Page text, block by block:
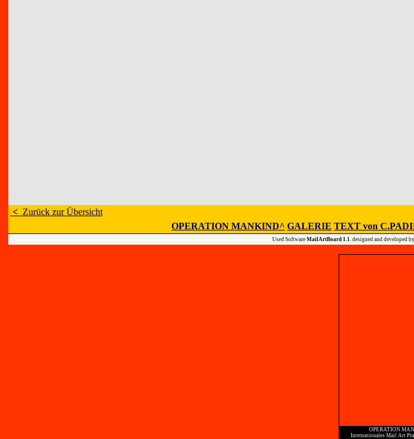
<Zurück zur Übersicht
OPERATION MANKIND^ GALERIE TEXT von
Used Software MailArtBoard 1.1.designed and developed by
OPERATION
Internationales Mail Art